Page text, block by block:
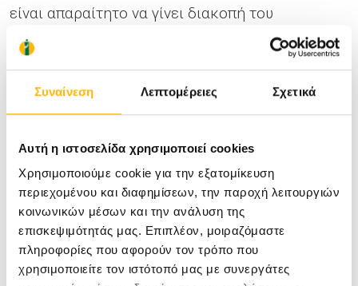
Συναίνεση Λεπτομέρειες Σχετικά
Αυτή η ιστοσελίδα χρησιμοποιεί cookies
Χρησιμοποιούμε cookie για την εξατομίκευση
περιεχομένου και διαφημίσεων, την παροχή λειτουργιών
κοινωνικών μέσων και την ανάλυση της
επισκεψιμότητάς μας. Επιπλέον, μοιραζόμαστε
πληροφορίες που αφορούν τον τρόπο που
χρησιμοποιείτε τον ιστότοπό μας με συνεργάτες
είναι απαραίτητο να γίνει διακοπή του
καπνίσματος και να προστεθούν εισπνεόμενα
βρογχοδιασταλτικά και βλεννολυτικά φάρμακα.
βελτιώνεται άμεσα με την λήψη των φαρμάκων
αλλά η ίαση της πνευμονίας θα γίνει περίπου σε
30-40 ημέρες. Μετά από αυτό το χρονικό
διάστημα θα πρέπει να γίνει επανάληψη της
ακτινογραφίας θώρακος.